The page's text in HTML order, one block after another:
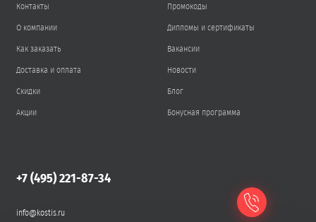
Контакты
О компании
Как заказать
Доставка и оплата
Скидки
Акции
Промокоды
Дипломы и сертификаты
Вакансии
Новости
Блог
Бонусная программа
+7 (495) 221-87-34
info@kostis.ru